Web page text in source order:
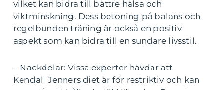
vilket kan bidra till bättre hälsa och
viktminskning. Dess betoning på balans och
regelbunden träning är också en positiv
aspekt som kan bidra till en sundare livsstil.
– Nackdelar: Vissa experter hävdar att
Kendall Jenners diet är för restriktiv och kan